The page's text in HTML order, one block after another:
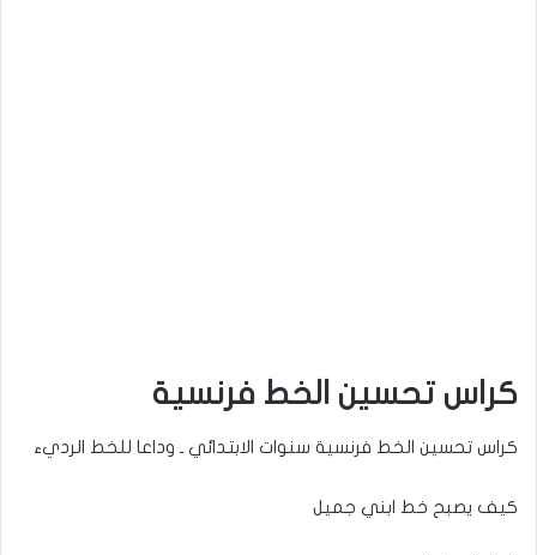
كراس تحسين الخط فرنسية
كراس تحسين الخط فرنسية سنوات الابتدائي ـ وداعا للخط الرديء
كيف يصبح خط ابني جميل